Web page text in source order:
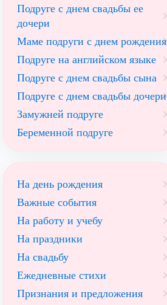
Подруге с днем свадьбы ее
дочери
Маме подруги с днем рождения
Подруге на английском языке
Подруге с днем свадьбы сына
Подруге с днем свадьбы дочери
Замужней подруге
Беременной подруге
На день рождения
Важные события
На работу и учебу
На праздники
На свадьбу
Ежедневные стихи
Признания и предложения